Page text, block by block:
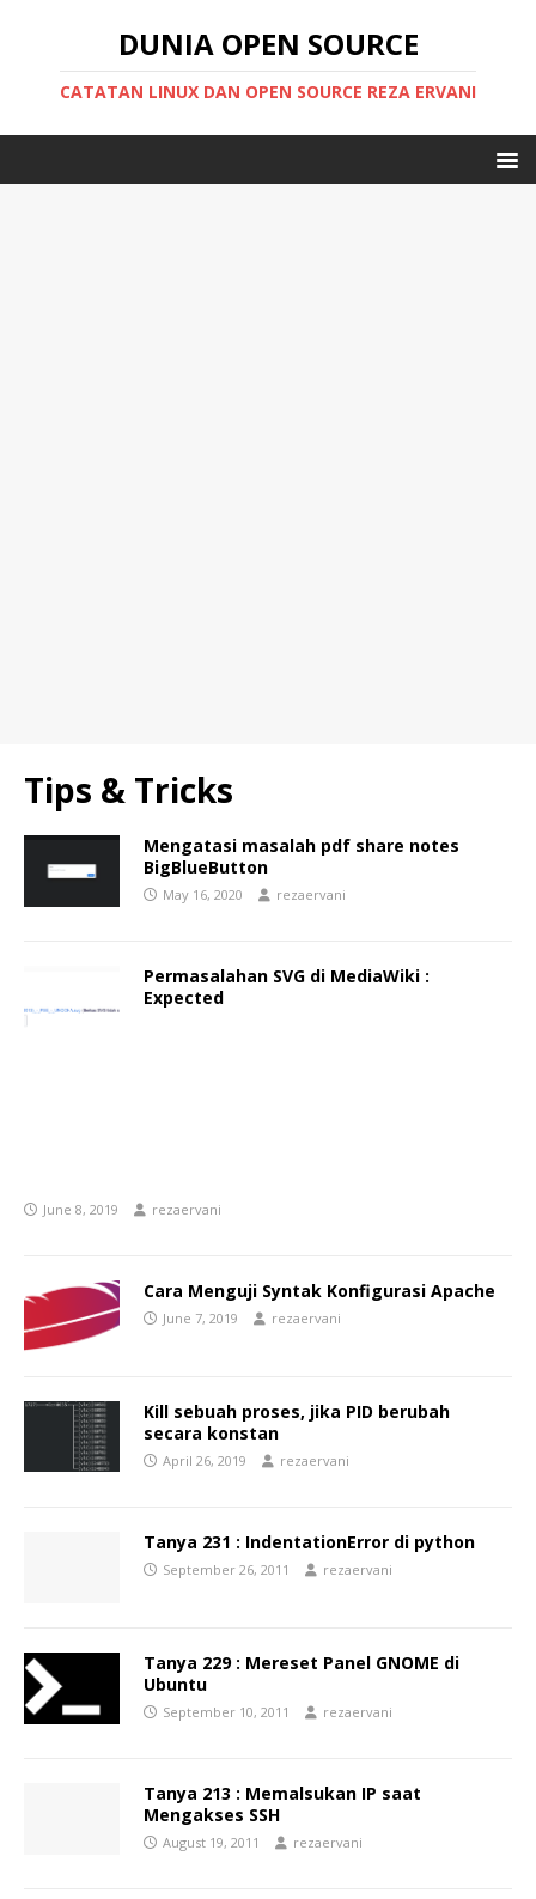
DUNIA OPEN SOURCE
CATATAN LINUX DAN OPEN SOURCE REZA ERVANI
Tips & Tricks
Mengatasi masalah pdf share notes
BigBlueButton
May 16, 2020 rezaervani
Permasalahan SVG di MediaWiki :
Expected
June 8, 2019 rezaervani
Cara Menguji Syntak Konfigurasi Apache
June 7, 2019 rezaervani
Kill sebuah proses, jika PID berubah
secara konstan
April 26, 2019 rezaervani
Tanya 231 : IndentationError di python
September 26, 2011 rezaervani
Tanya 229 : Mereset Panel GNOME di
Ubuntu
September 10, 2011 rezaervani
Tanya 213 : Memalsukan IP saat
Mengakses SSH
August 19, 2011 rezaervani